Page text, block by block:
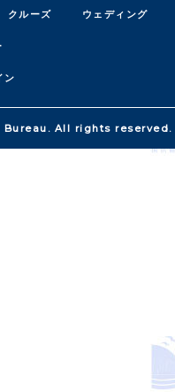
クルーズ ウェディング
ン
All rights reserved.